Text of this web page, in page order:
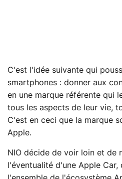
C'est l'idée suivante qui
smartphones : donner aux
en une marque référente qui
tous les aspects de leur vie,
C'est en ceci que la marque
Apple.
NIO décide de voir loin et de
l'éventualité d'une Apple